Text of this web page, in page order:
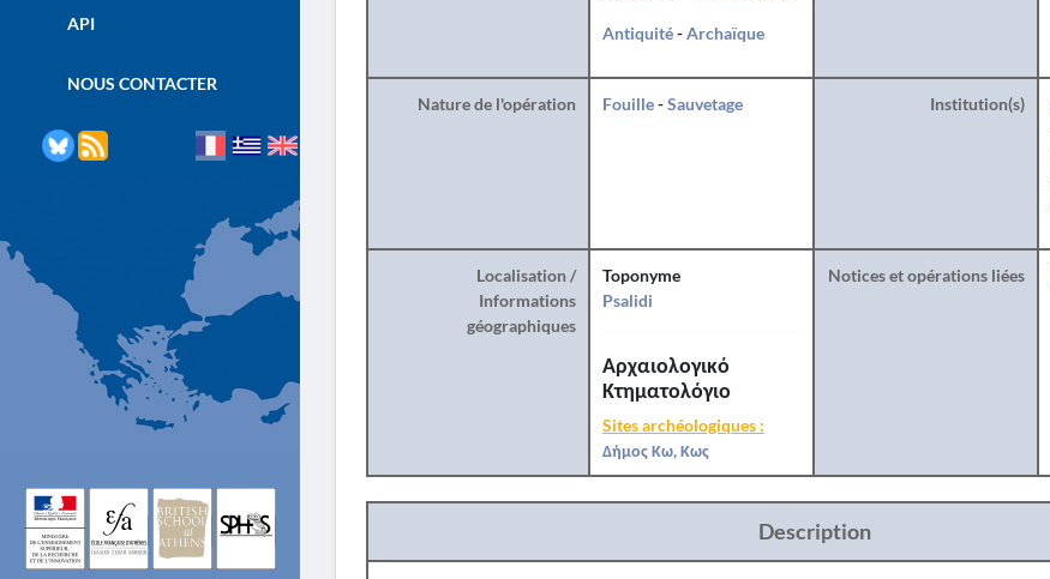
API
NOUS CONTACTER
Antiquité-Archaïque
Nature de l'opération Fouille-Sauvetage Institution(s)
Localisation /
Informations
géographiques
Toponyme
Psalidi
Αρχαιολογικό
Κτηματολόγιο
Sites archéologiques :
Δήμος Κω, Κως
Notices et opérations liées
Description